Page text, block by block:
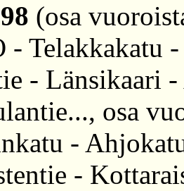
(osa
- Telakkakatu
- Länsikaari
osa
-
-